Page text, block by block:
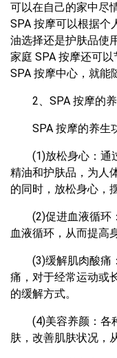
可以在自己的家中尽
SPA 按摩可以根据个
油选择还是护肤品使
家庭 SPA 按摩还可
SPA 按摩中心，就能
2、SPA 按摩的养
SPA 按摩的养生功
(1)放松身心：通过
精油和护肤品，为人
的同时，放松身心，
(2)促进血液循环：
血液循环，从而提高
(3)缓解肌肉酸痛
痛，对于经常运动或
的缓解方式。
(4)美容养颜：各
肤，改善肌肤状况，